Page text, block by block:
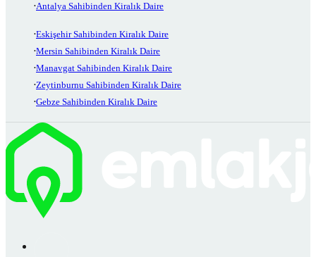
Antalya Sahibinden Kiralık Daire
Eskişehir Sahibinden Kiralık Daire
Mersin Sahibinden Kiralık Daire
Manavgat Sahibinden Kiralık Daire
Zeytinburnu Sahibinden Kiralık Daire
Gebze Sahibinden Kiralık Daire